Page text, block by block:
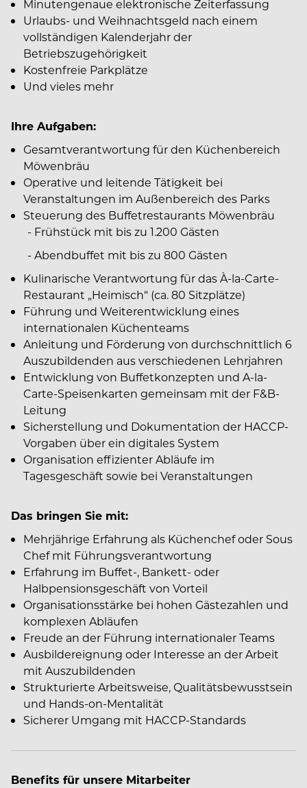
Minutengenaue elektronische Zeiterfassung
Urlaubs- und Weihnachtsgeld nach einem
vollständigen Kalenderjahr der
Betriebszugehörigkeit
Kostenfreie Parkplätze
Und vieles mehr
Ihre Aufgaben:
Gesamtverantwortung für den Küchenbereich
Möwenbräu
Operative und leitende Tätigkeit bei
Veranstaltungen im Außenbereich des Parks
Steuerung des Buffetrestaurants Möwenbräu
- Frühstück mit bis zu 1.200 Gästen
- Abendbuffet mit bis zu 800 Gästen
Kulinarische Verantwortung für das À-la-Carte-
Restaurant „Heimisch“ (ca. 80 Sitzplätze)
Führung und Weiterentwicklung eines
internationalen Küchenteams
Anleitung und Förderung von durchschnittlich 6
Auszubildenden aus verschiedenen Lehrjahren
Entwicklung von Buffetkonzepten und A-la-
Carte-Speisenkarten gemeinsam mit der F&B-
Leitung
Sicherstellung und Dokumentation der HACCP-
Vorgaben über ein digitales System
Organisation effizienter Abläufe im
Tagesgeschäft sowie bei Veranstaltungen
Das bringen Sie mit:
Mehrjährige Erfahrung als Küchenchef oder Sous
Chef mit Führungsverantwortung
Erfahrung im Buffet-, Bankett- oder
Halbpensionsgeschäft von Vorteil
Organisationsstärke bei hohen Gästezahlen und
komplexen Abläufen
Freude an der Führung internationaler Teams
Ausbildereignung oder Interesse an der Arbeit
mit Auszubildenden
Strukturierte Arbeitsweise, Qualitätsbewusstsein
und Hands-on-Mentalität
Sicherer Umgang mit HACCP-Standards
Benefits für unsere Mitarbeiter